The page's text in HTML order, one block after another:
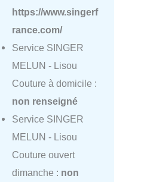
https://www.singerf
rance.com/
Service SINGER
MELUN - Lisou
Couture à domicile :
non renseigné
Service SINGER
MELUN - Lisou
Couture ouvert
dimanche : non